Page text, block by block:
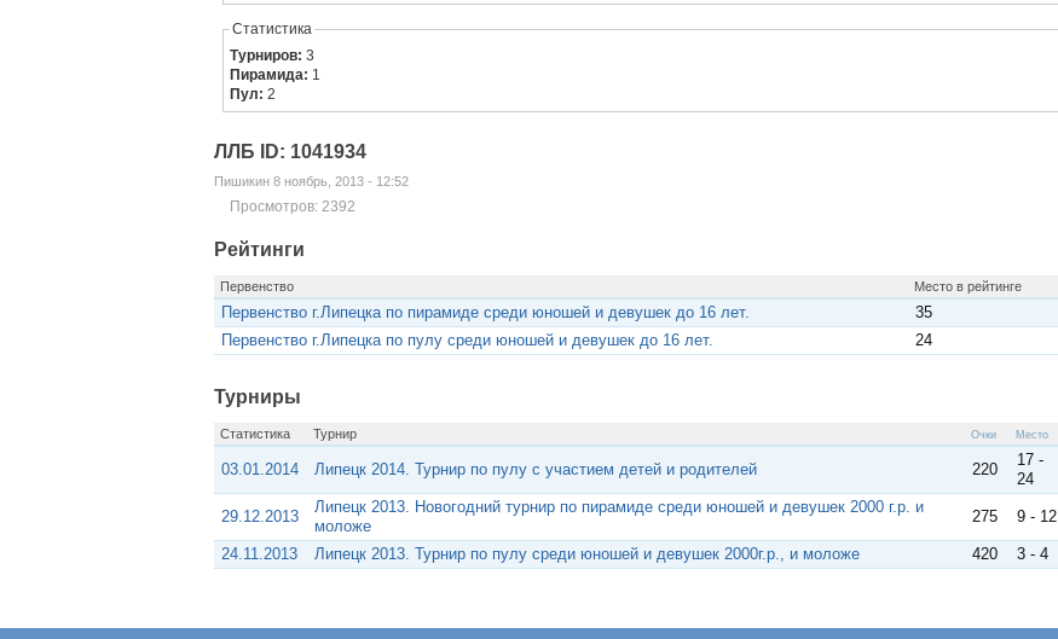
Статистика
Турниров:3
Пирамида: 1
Пул:2
ЛЛБ ID: 1041934
Пишикин 8 ноябрь, 2013 - 12:52
Просмотров: 2392
Рейтинги
Первенство Место в рейтинге
Первенство г.Липецка по пирамиде среди юношей и девушек до 16 лет.
35
Первенство г.Липецка по пулу среди юношей и девушек до 16 лет.
24
Турниры
Статистика Турнир Очки Место
03.01.2014 Липецк 2014. Турнир по пулу с участием детей и родителей 220
17 -
24
29.12.2013
Липецк 2013. Новогодний турнир по пирамиде среди юношей и девушек 2000 г.р. и
моложе
275 9 - 12
24.11.2013 Липецк 2013. Турнир по пулу среди юношей и девушек 2000г.р., и моложе 420 3 - 4